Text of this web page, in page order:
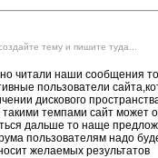
тему и пишите туда...
читали наши сообщения
пользователи
дискового
темпами сайт может
дальше то наще
пользователям надо
желаемых результатов